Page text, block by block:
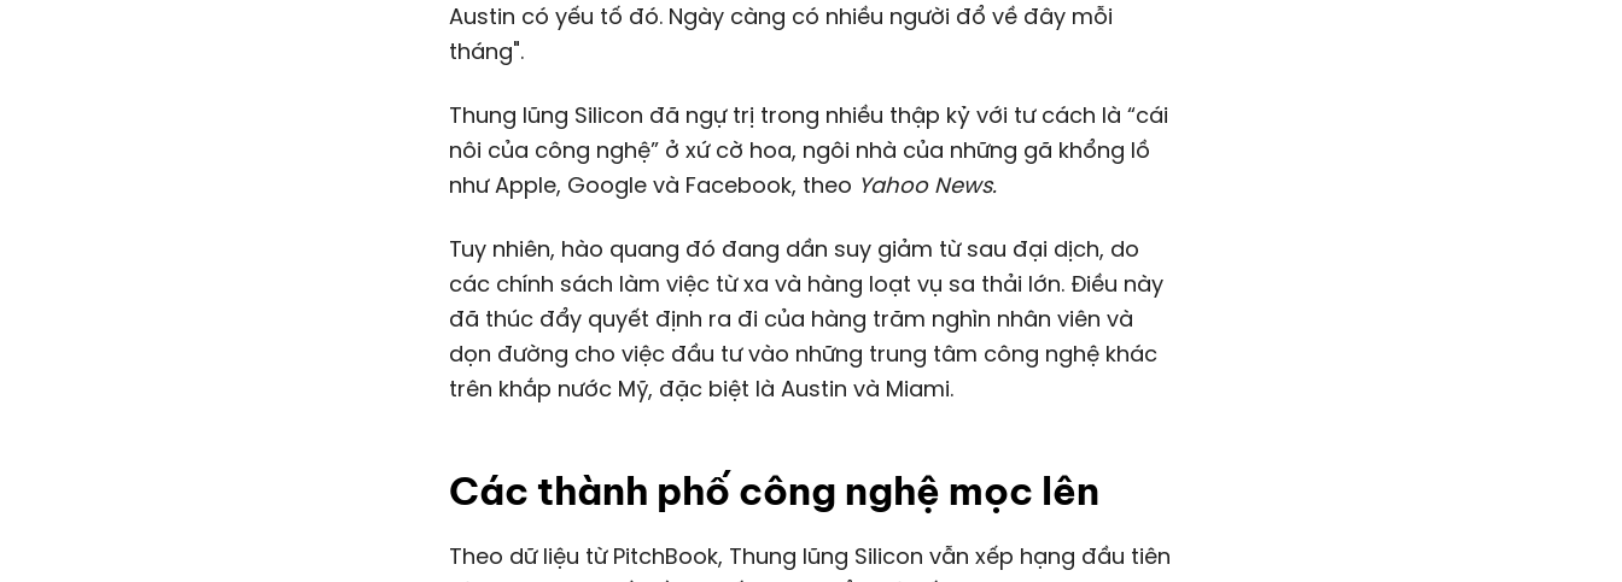
Austin có yếu tố đó. Ngày càng có nhiều người đổ về đây mỗi
tháng".
Thung lũng Silicon đã ngự trị trong nhiều thập kỷ với tư cách là “cái
nôi của công nghệ” ở xứ cờ hoa, ngôi nhà của những gã khổng lồ
như Apple, Google và Facebook, theo Yahoo News.
Tuy nhiên, hào quang đó đang dần suy giảm từ sau đại dịch, do
các chính sách làm việc từ xa và hàng loạt vụ sa thải lớn. Điều này
đã thúc đẩy quyết định ra đi của hàng trăm nghìn nhân viên và
dọn đường cho việc đầu tư vào những trung tâm công nghệ khác
trên khắp nước Mỹ, đặc biệt là Austin và Miami.
Các thành phố công nghệ mọc lên
Theo dữ liệu từ PitchBook, Thung lũng Silicon vẫn xếp hạng đầu tiên